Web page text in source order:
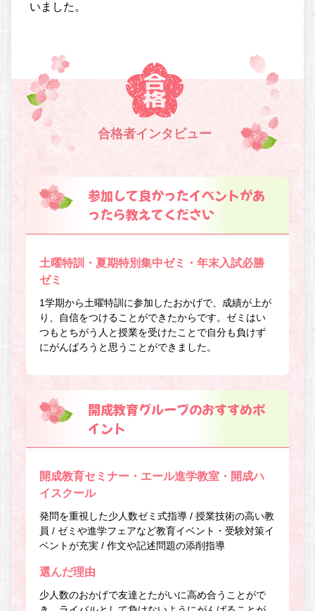
いました。
合格者インタビュー
参加して良かったイベントがあ
ったら教えてください
土曜特訓・夏期特別集中ゼミ・年末入試必勝
ゼミ
1学期から土曜特訓に参加したおかげで、成績が上が
り、自信をつけることができたからです。ゼミはい
つもとちがう人と授業を受けたことで自分も負けず
にがんばろうと思うことができました。
開成教育グループのおすすめポ
イント
開成教育セミナー・エール進学教室・開成ハ
イスクール
発問を重視した少人数ゼミ式指導 / 授業技術の高い教
員 / ゼミや進学フェアなど教育イベント・受験対策イ
ベントが充実 / 作文や記述問題の添削指導
選んだ理由
少人数のおかげで友達とたがいに高め合うことがで